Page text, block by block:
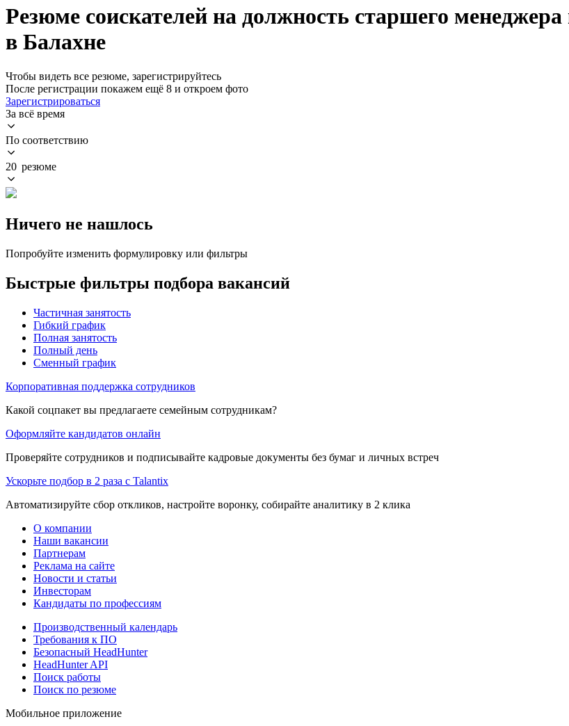
Резюме соискателей на должность старшего
в Балахне
Чтобы видеть все резюме, зарегистрируйтесь
После регистрации покажем ещё 8 и откроем фото
Зарегистрироваться
За всё время
По соответствию
20 резюме
Ничего не нашлось
Попробуйте изменить формулировку или фильтры
Быстрые фильтры подбора вакансий
Частичная занятость
Гибкий график
Полная занятость
Полный день
Сменный график
Корпоративная поддержка сотрудников
Какой соцпакет вы предлагаете семейным сотрудникам?
Оформляйте кандидатов онлайн
Проверяйте сотрудников и подписывайте кадровые документы без бумаг и личных встреч
Ускорьте подбор в 2 раза с Talantix
Автоматизируйте сбор откликов, настройте воронку, собирайте аналитику в 2 клика
О компании
Наши вакансии
Партнерам
Реклама на сайте
Новости и статьи
Инвесторам
Кандидаты по профессиям
Производственный календарь
Требования к ПО
Безопасный HeadHunter
HeadHunter API
Поиск работы
Поиск по резюме
Мобильное приложение